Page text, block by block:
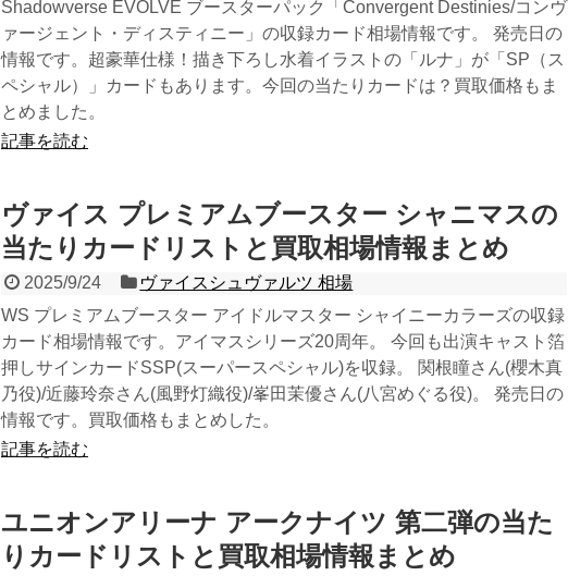
Shadowverse EVOLVE ブースターパック「Convergent Destinies/コンヴ
ァージェント・ディスティニー」の収録カード相場情報です。 発売日の
情報です。超豪華仕様！描き下ろし水着イラストの「ルナ」が「SP（ス
ペシャル）」カードもあります。今回の当たりカードは？買取価格もま
とめました。
記事を読む
ヴァイス プレミアムブースター シャニマスの
当たりカードリストと買取相場情報まとめ
2025/9/24
ヴァイスシュヴァルツ 相場
WS プレミアムブースター アイドルマスター シャイニーカラーズの収録
カード相場情報です。アイマスシリーズ20周年。 今回も出演キャスト箔
押しサインカードSSP(スーパースペシャル)を収録。 関根瞳さん(櫻木真
乃役)/近藤玲奈さん(風野灯織役)/峯田茉優さん(八宮めぐる役)。 発売日の
情報です。買取価格もまとめした。
記事を読む
ユニオンアリーナ アークナイツ 第二弾の当た
りカードリストと買取相場情報まとめ